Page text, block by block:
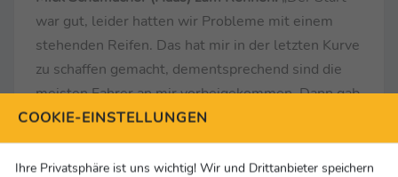
war gut, leider hatten wir Probleme mit einem
stehenden Reifen. Das hat mir in der letzten Kurve
zu schaffen gemacht, dementsprechend sind die
meisten Fahrer an mir vorbeigekommen. Dann gab
es eine enge Situation mit Kimi Räikkönen, wir
kamen uns etwas zu nah, sodass mein Frontflügel
weg war. Das ist schade. Wir hatten eine gute
COOKIE-EINSTELLUNGEN
Ihre Privatsphäre ist uns wichtig! Wir und Drittanbieter speichern